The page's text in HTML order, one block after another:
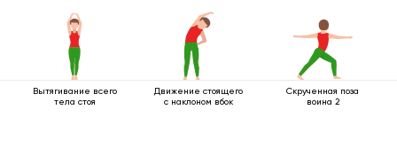
Вытягивание всего
тела стоя
Движение стоящего
с наклоном вбок
Скрученная поза
воина 2